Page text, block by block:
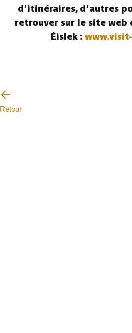
d'itinéraires, d'autres
retrouver sur le site
Éislek :
Retour